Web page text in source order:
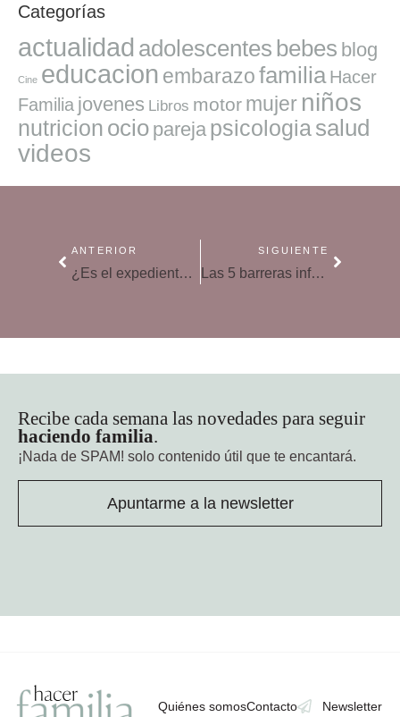
Categorías
actualidad adolescentes bebes blog
Cine educacion embarazofamilia Hacer
Familia jovenes Libros motor mujer niños
nutricion ocio pareja psicologiasalud
videos
ANTERIOR
¿Es el expediente académico la única clave para entrar en una buena universidad?
SIGUIENTE
Las 5 barreras infantiles: agresividad, bullying, sexualidad, tecnología y alcohol
Recibe cada semana las novedades para seguir
haciendo familia.
¡Nada de SPAM! solo contenido útil que te encantará.
Apuntarme a la newsletter
Quiénes somosContacto Newsletter